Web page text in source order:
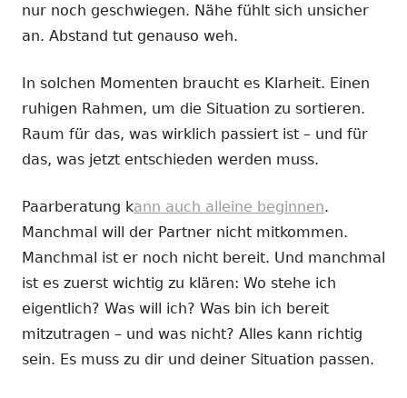
nur noch geschwiegen. Nähe fühlt sich unsicher
an. Abstand tut genauso weh.
In solchen Momenten braucht es Klarheit. Einen
ruhigen Rahmen, um die Situation zu sortieren.
Raum für das, was wirklich passiert ist – und für
das, was jetzt entschieden werden muss.
Paarberatung kann auch alleine beginnen.
Manchmal will der Partner nicht mitkommen.
Manchmal ist er noch nicht bereit. Und manchmal
ist es zuerst wichtig zu klären: Wo stehe ich
eigentlich? Was will ich? Was bin ich bereit
mitzutragen – und was nicht? Alles kann richtig
sein. Es muss zu dir und deiner Situation passen.